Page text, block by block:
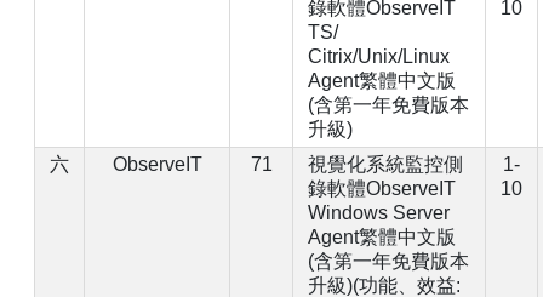
錄軟體ObserveIT
TS/
Citrix/Unix/Linux
Agent繁體中文版
(含第一年免費版本
升級)
10
六 ObserveIT 71
視覺化系統監控側
錄軟體ObserveIT
Windows Server
Agent繁體中文版
(含第一年免費版本
升級)(功能、效益:
1-
10